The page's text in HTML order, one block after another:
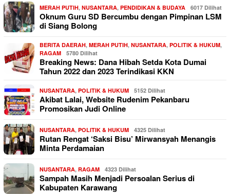
MERAH PUTIH, NUSANTARA, PENDIDIKAN & BUDAYA 6017 Dilihat
Oknum Guru SD Bercumbu dengan Pimpinan LSM
di Siang Bolong
BERITA DAERAH, MERAH PUTIH, NUSANTARA, POLITIK & HUKUM,
RAGAM
5780 Dilihat
Breaking News: Dana Hibah Setda Kota Dumai
Tahun 2022 dan 2023 Terindikasi KKN
NUSANTARA, POLITIK & HUKUM 5152 Dilihat
Akibat Lalai, Website Rudenim Pekanbaru
Promosikan Judi Online
NUSANTARA, POLITIK & HUKUM 4325 Dilihat
Rutan Rengat ‘Saksi Bisu’ Mirwansyah Menangis
Minta Perdamaian
NUSANTARA, RAGAM 4323 Dilihat
Sampah Masih Menjadi Persoalan Serius di
Kabupaten Karawang